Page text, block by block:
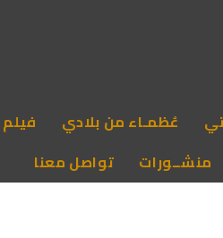
عُظمـاء من بلادي
منشــورات تواصل معنا